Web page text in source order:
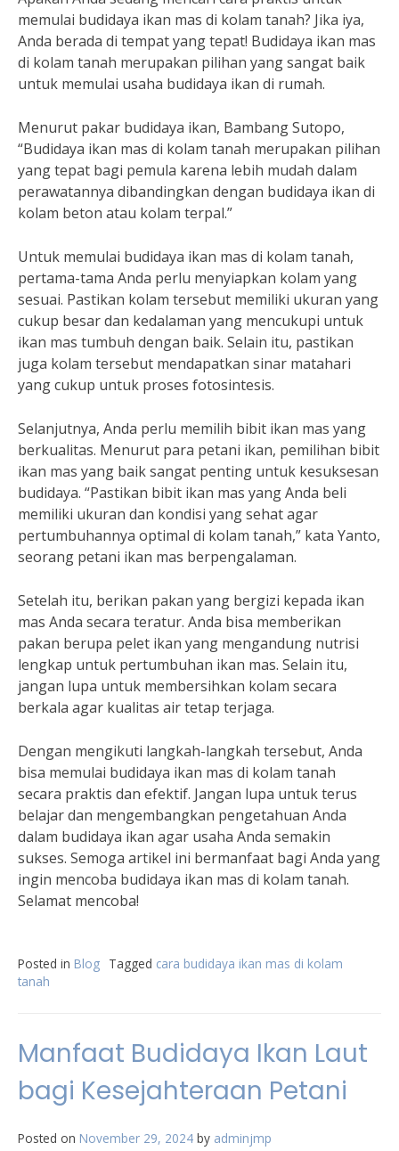
memulai budidaya ikan mas di kolam tanah? Jika iya,
Anda berada di tempat yang tepat! Budidaya ikan mas
di kolam tanah merupakan pilihan yang sangat baik
untuk memulai usaha budidaya ikan di rumah.
Menurut pakar budidaya ikan, Bambang Sutopo,
“Budidaya ikan mas di kolam tanah merupakan pilihan
yang tepat bagi pemula karena lebih mudah dalam
perawatannya dibandingkan dengan budidaya ikan di
kolam beton atau kolam terpal.”
Untuk memulai budidaya ikan mas di kolam tanah,
pertama-tama Anda perlu menyiapkan kolam yang
sesuai. Pastikan kolam tersebut memiliki ukuran yang
cukup besar dan kedalaman yang mencukupi untuk
ikan mas tumbuh dengan baik. Selain itu, pastikan
juga kolam tersebut mendapatkan sinar matahari
yang cukup untuk proses fotosintesis.
Selanjutnya, Anda perlu memilih bibit ikan mas yang
berkualitas. Menurut para petani ikan, pemilihan bibit
ikan mas yang baik sangat penting untuk kesuksesan
budidaya. “Pastikan bibit ikan mas yang Anda beli
memiliki ukuran dan kondisi yang sehat agar
pertumbuhannya optimal di kolam tanah,” kata Yanto,
seorang petani ikan mas berpengalaman.
Setelah itu, berikan pakan yang bergizi kepada ikan
mas Anda secara teratur. Anda bisa memberikan
pakan berupa pelet ikan yang mengandung nutrisi
lengkap untuk pertumbuhan ikan mas. Selain itu,
jangan lupa untuk membersihkan kolam secara
berkala agar kualitas air tetap terjaga.
Dengan mengikuti langkah-langkah tersebut, Anda
bisa memulai budidaya ikan mas di kolam tanah
secara praktis dan efektif. Jangan lupa untuk terus
belajar dan mengembangkan pengetahuan Anda
dalam budidaya ikan agar usaha Anda semakin
sukses. Semoga artikel ini bermanfaat bagi Anda yang
ingin mencoba budidaya ikan mas di kolam tanah.
Selamat mencoba!
Posted in Blog Tagged cara budidaya ikan mas di kolam
tanah
Manfaat Budidaya Ikan Laut
bagi Kesejahteraan Petani
Posted on November 29, 2024 by adminjmp